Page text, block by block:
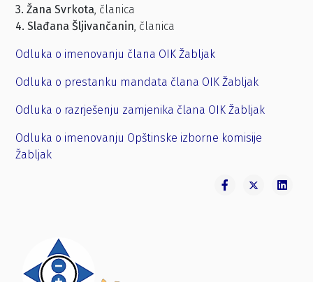
3. Žana Svrkota, članica
4. Slađana Šljivančanin, članica
Odluka o imenovanju člana OIK Žabljak
Odluka o prestanku mandata člana OIK Žabljak
Odluka o razrješenju zamjenika člana OIK Žabljak
Odluka o imenovanju Opštinske izborne komisije
Žabljak